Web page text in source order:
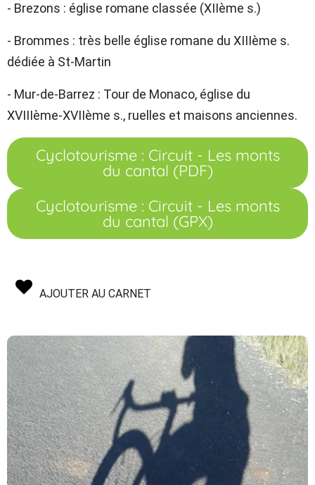
- Brezons : église romane classée (XIIème s.)
- Brommes : très belle église romane du XIIIème s.
dédiée à St-Martin
- Mur-de-Barrez : Tour de Monaco, église du
XVIIIème-XVIIème s., ruelles et maisons anciennes.
Cyclotourisme : Circuit - Les monts
du cantal (PDF)
Cyclotourisme : Circuit - Les monts
du cantal (GPX)
AJOUTER AU CARNET